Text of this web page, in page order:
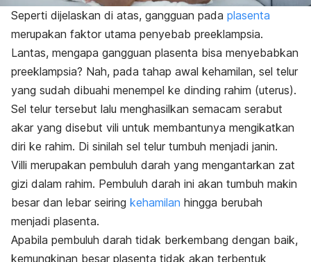
Seperti dijelaskan di atas, gangguan pada plasenta
merupakan faktor utama penyebab preeklampsia.
Lantas, mengapa gangguan plasenta bisa menyebabkan
preeklampsia? Nah, pada tahap awal kehamilan, sel telur
yang sudah dibuahi menempel ke dinding rahim (uterus).
Sel telur tersebut lalu menghasilkan semacam serabut
akar yang disebut vili untuk membantunya mengikatkan
diri ke rahim. Di sinilah sel telur tumbuh menjadi janin.
Villi merupakan pembuluh darah yang mengantarkan zat
gizi dalam rahim. Pembuluh darah ini akan tumbuh makin
besar dan lebar seiring kehamilan hingga berubah
menjadi plasenta.
Apabila pembuluh darah tidak berkembang dengan baik,
kemungkinan besar plasenta tidak akan terbentuk